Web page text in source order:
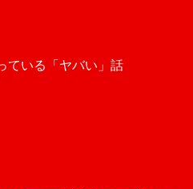
ている「ヤバい」話